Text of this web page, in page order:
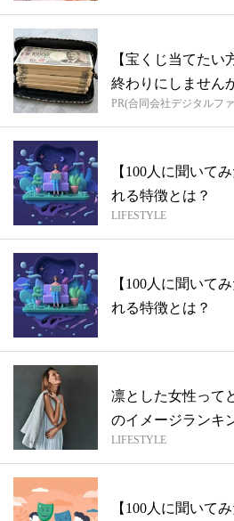
【宝くじ当てたい
終わりにしません
PR(合同会社デジタルフ
【100人に聞いて
れる特徴とは？
LIFESTYLE
【100人に聞いて
れる特徴とは？
凛とした女性って
のイメージランキ
LIFESTYLE
【100人に聞いて